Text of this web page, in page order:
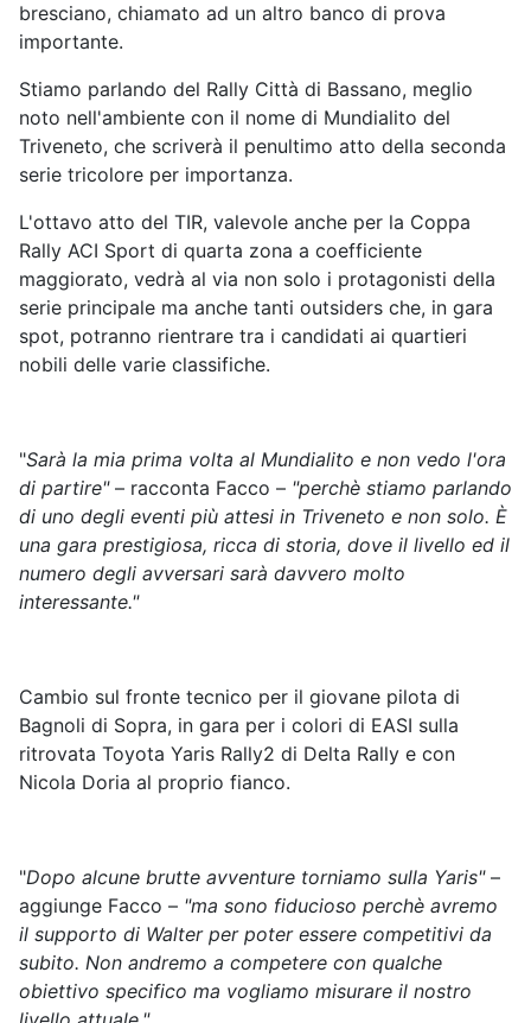
bresciano, chiamato ad un altro banco di prova
importante.
Stiamo parlando del Rally Città di Bassano, meglio
noto nell'ambiente con il nome di Mundialito del
Triveneto, che scriverà il penultimo atto della seconda
serie tricolore per importanza.
L'ottavo atto del TIR, valevole anche per la Coppa
Rally ACI Sport di quarta zona a coefficiente
maggiorato, vedrà al via non solo i protagonisti della
serie principale ma anche tanti outsiders che, in gara
spot, potranno rientrare tra i candidati ai quartieri
nobili delle varie classifiche.
"Sarà la mia prima volta al Mundialito e non vedo l'ora
di partire" – racconta Facco – "perchè stiamo parlando
di uno degli eventi più attesi in Triveneto e non solo. È
una gara prestigiosa, ricca di storia, dove il livello ed il
numero degli avversari sarà davvero molto
interessante."
Cambio sul fronte tecnico per il giovane pilota di
Bagnoli di Sopra, in gara per i colori di EASI sulla
ritrovata Toyota Yaris Rally2 di Delta Rally e con
Nicola Doria al proprio fianco.
"Dopo alcune brutte avventure torniamo sulla Yaris" –
aggiunge Facco – "ma sono fiducioso perchè avremo
il supporto di Walter per poter essere competitivi da
subito. Non andremo a competere con qualche
obiettivo specifico ma vogliamo misurare il nostro